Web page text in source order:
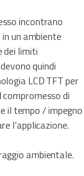
incontrano
un ambiente
dei limiti
quindi
LCD TFT per
di
il tempo / impegno
l’applicazione.
ambientale.